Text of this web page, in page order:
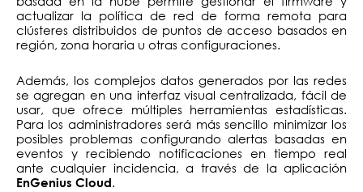
actualizar la política de red de forma remota para
clústeres distribuidos de puntos de acceso basados en
región, zona horaria u otras configuraciones.
Además, los complejos datos generados por las redes
se agregan en una interfaz visual centralizada, fácil de
usar, que ofrece múltiples herramientas estadísticas.
Para los administradores será más sencillo minimizar los
posibles problemas configurando alertas basadas en
eventos y recibiendo notificaciones en tiempo real
ante cualquier incidencia, a través de la aplicación
EnGenius Cloud.